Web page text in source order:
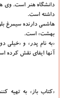
دانشگاه هنر است. وی
داشته است.
هاشمی دارنده سیمرغ
بهشت» است.
«به نام پدر» و
آنها ایفای نقش كرده
«كتاب باز» به تهیه